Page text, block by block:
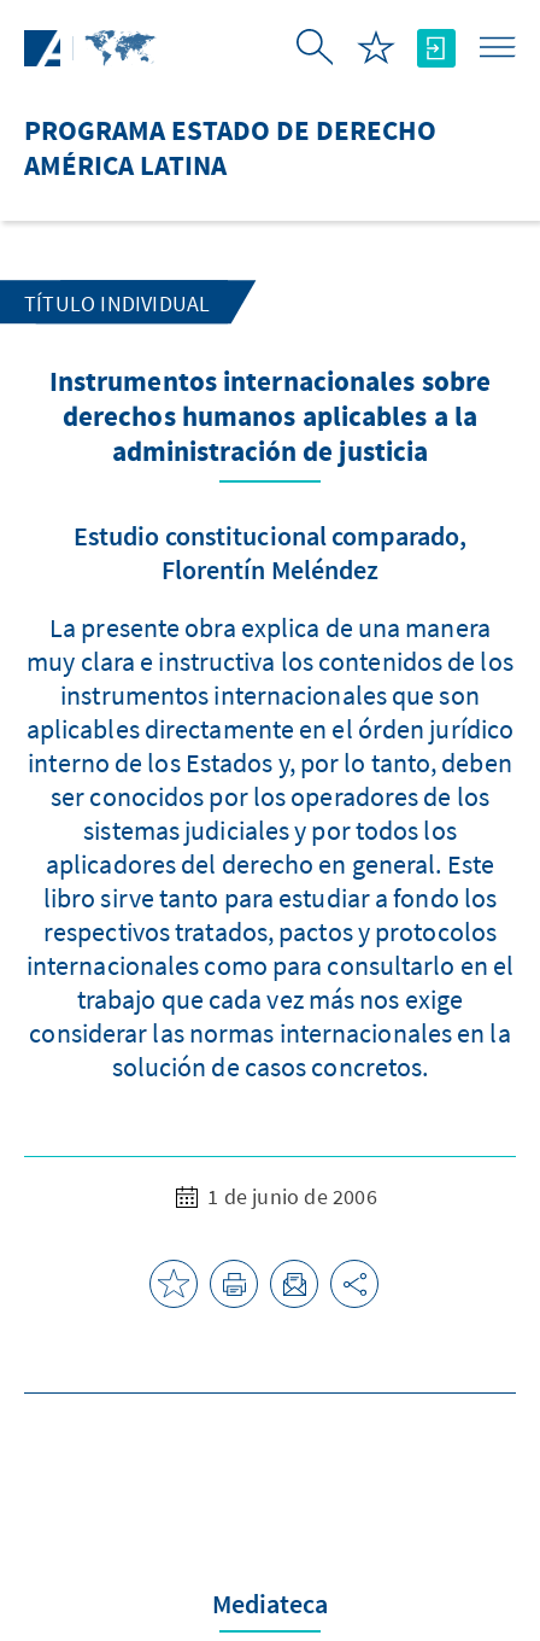
PROGRAMA ESTADO DE DERECHO
AMÉRICA LATINA
TÍTULO INDIVIDUAL
Instrumentos internacionales sobre
derechos humanos aplicables a la
administración de justicia
Estudio constitucional comparado,
Florentín Meléndez
La presente obra explica de una manera
muy clara e instructiva los contenidos de los
instrumentos internacionales que son
aplicables directamente en el órden jurídico
interno de los Estados y, por lo tanto, deben
ser conocidos por los operadores de los
sistemas judiciales y por todos los
aplicadores del derecho en general. Este
libro sirve tanto para estudiar a fondo los
respectivos tratados, pactos y protocolos
internacionales como para consultarlo en el
trabajo que cada vez más nos exige
considerar las normas internacionales en la
solución de casos concretos.
1 de junio de 2006
Mediateca